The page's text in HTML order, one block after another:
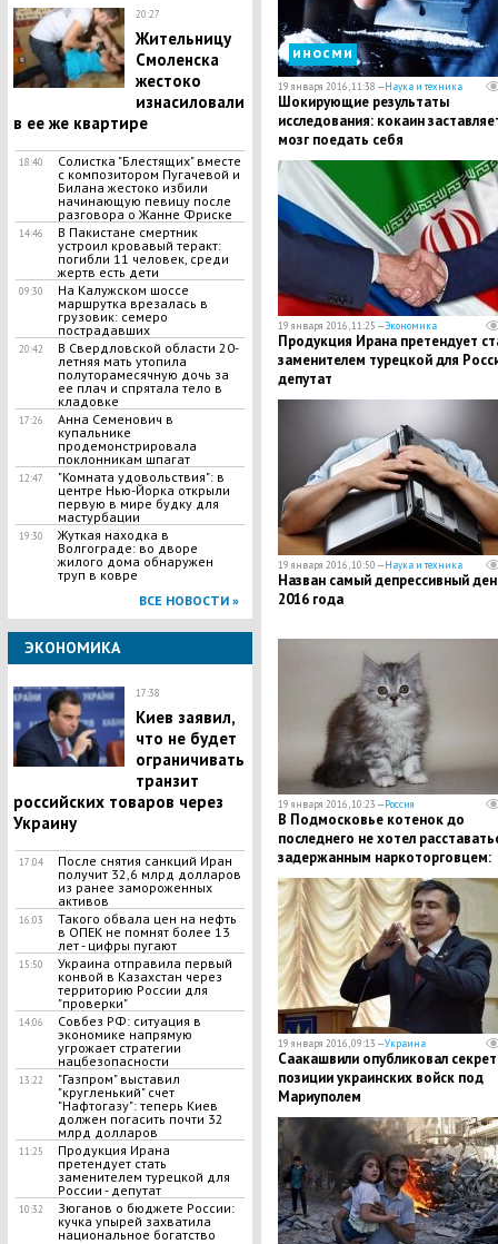
20:27
Жительницу
Смоленска
жестоко
изнасиловали
в ее же квартире
18:40
Солистка "Блестящих" вместе
с композитором Пугачевой и
Билана жестоко избили
начинающую певицу после
разговора о Жанне Фриске
14:46
В Пакистане смертник
устроил кровавый теракт:
погибли 11 человек, среди
жертв есть дети
09:30
На Калужском шоссе
маршрутка врезалась в
грузовик: семеро
пострадавших
20:42
В Свердловской области 20-
летняя мать утопила
полуторамесячную дочь за
ее плач и спрятала тело в
кладовке
17:26
Анна Семенович в
купальнике
продемонстрировала
поклонникам шпагат
12:47
"Комната удовольствия": в
центре Нью-Йорка открыли
первую в мире будку для
мастурбации
19:30
Жуткая находка в
Волгограде: во дворе
жилого дома обнаружен
труп в ковре
ВСЕ НОВОСТИ »
ЭКОНОМИКА
17:38
Киев заявил,
что не будет
ограничивать
транзит
российских товаров через
Украину
17:04
​После снятия санкций Иран
получит 32,6 млрд долларов
из ранее замороженных
активов
16:03
Такого обвала цен на нефть
в ОПЕК не помнят более 13
лет - цифры пугают
15:50
Украина отправила первый
конвой в Казахстан через
территорию России для
"проверки"
14:06
Совбез РФ: ситуация в
экономике напрямую
угрожает стратегии
нацбезопасности
13:22
"Газпром" выставил
"кругленький" счет
"Нафтогазу": теперь Киев
должен погасить почти 32
млрд долларов
11:25
Продукция Ирана
претендует стать
заменителем турецкой для
России - депутат
10:32
Зюганов о бюджете России:
кучка упырей захватила
национальное богатство
иносми
19 января 2016, 11:38 —Наука и техника
Шокирующие результаты
исследования: кокаин
мозг поедать себя
19 января 2016, 11:25 —Экономика
Продукция Ирана претендует
заменителем турецкой для
депутат
19 января 2016, 10:50 —Наука и техника
Назван самый депрессивный
2016 года
19 января 2016, 10:23 —Россия
В Подмосковье котенок до
последнего не хотел
задержанным наркоторговцем:
трогательные кадры попали в
19 января 2016, 09:13 —Украина
Саакашвили опубликовал
позиции украинских войск под
Мариуполем